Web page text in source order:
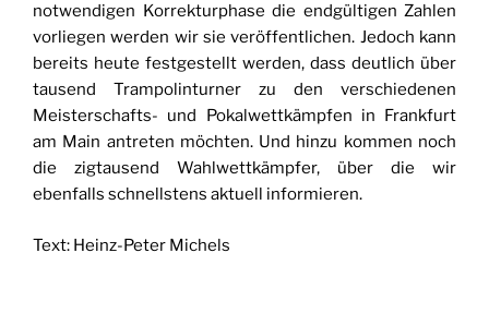
notwendigen Korrekturphase die endgültigen Zahlen
vorliegen werden wir sie veröffentlichen. Jedoch kann
bereits heute festgestellt werden, dass deutlich über
tausend Trampolinturner zu den verschiedenen
Meisterschafts- und Pokalwettkämpfen in Frankfurt
am Main antreten möchten. Und hinzu kommen noch
die zigtausend Wahlwettkämpfer, über die wir
ebenfalls schnellstens aktuell informieren.
Text: Heinz-Peter Michels